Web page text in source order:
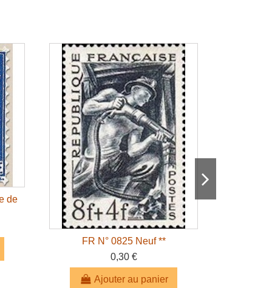
de
FR N° 0825 Neuf **
0,30 €
Ajouter au panier